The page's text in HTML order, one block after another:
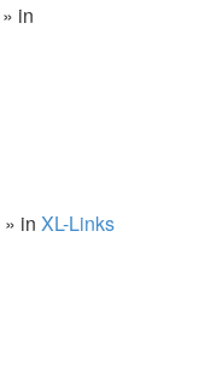
» in
» in XL-Links